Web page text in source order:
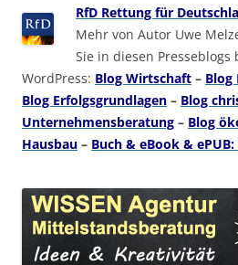
RfD Rettung für
Mehr von Autor Uwe
Sie in diesen Presseblogs
WordPress: Blog Wirtschaft –
Blog Erfolgsgrundlagen – Blog
Unternehmensberatung – Blog
Hausbau – Buch & eBook &